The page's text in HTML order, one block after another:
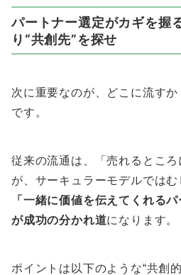
パートナー選定がカギを握
り“共創先”を探せ
次に重要なのが、どこに流す
です。
従来の流通は、「売れるとこ
が、サーキュラーモデルではむ
「一緒に価値を伝えてくれる
が成功の分かれ道になります。
ポイントは以下のような“共創